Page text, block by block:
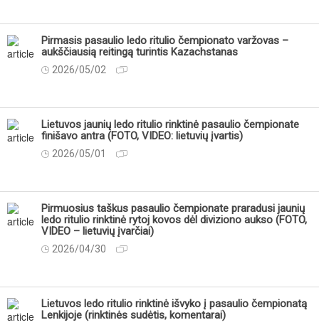
Pirmasis pasaulio ledo ritulio čempionato varžovas –
aukščiausią reitingą turintis Kazachstanas
2026/05/02
Lietuvos jaunių ledo ritulio rinktinė pasaulio čempionate
finišavo antra (FOTO, VIDEO: lietuvių įvartis)
2026/05/01
Pirmuosius taškus pasaulio čempionate praradusi jaunių
ledo ritulio rinktinė rytoj kovos dėl diviziono aukso (FOTO,
VIDEO – lietuvių įvarčiai)
2026/04/30
Lietuvos ledo ritulio rinktinė išvyko į pasaulio čempionatą
Lenkijoje (rinktinės sudėtis, komentarai)